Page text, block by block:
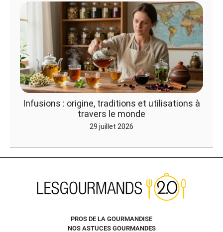
Infusions : origine, traditions et utilisations à
travers le monde
29 juillet 2026
PROS DE LA GOURMANDISE
NOS ASTUCES GOURMANDES